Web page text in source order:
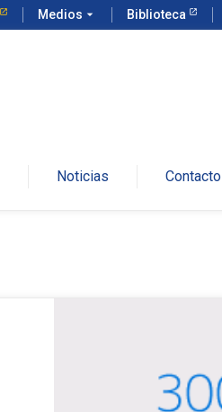
Medios arrow_drop_down Biblioteca
Noticias Contacto